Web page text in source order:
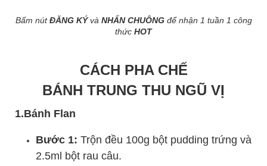
Bấm nútĐĂNG KÝvà NHẤN CHUÔNG để nhận 1 tuần 1 công
thức HOT
CÁCH PHA CHẾ
BÁNH TRUNG THU NGŨ VỊ
1.Bánh Flan
Bước 1: Trộn đều 100g bột pudding trứng và
2.5ml bột rau câu.